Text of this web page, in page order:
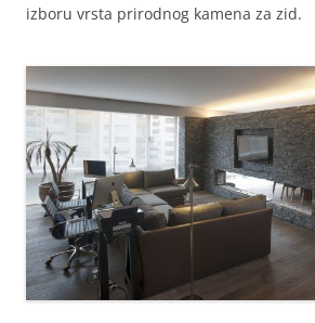
izboru vrsta prirodnog kamena za zid.